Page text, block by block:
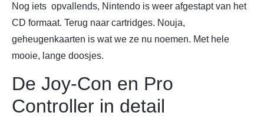
Nog iets opvallends, Nintendo is weer afgestapt van het
CD formaat. Terug naar cartridges. Nouja,
geheugenkaarten is wat we ze nu noemen. Met hele
mooie, lange doosjes.
De Joy-Con en Pro
Controller in detail